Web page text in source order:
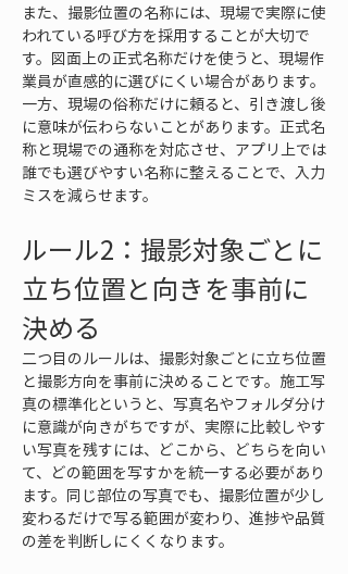
また、撮影位置の名称には、現場で実際に使
われている呼び方を採用することが大切で
す。図面上の正式名称だけを使うと、現場作
業員が直感的に選びにくい場合があります。
一方、現場の俗称だけに頼ると、引き渡し後
に意味が伝わらないことがあります。正式名
称と現場での通称を対応させ、アプリ上では
誰でも選びやすい名称に整えることで、入力
ミスを減らせます。
ルール2：撮影対象ごとに
立ち位置と向きを事前に
決める
二つ目のルールは、撮影対象ごとに立ち位置
と撮影方向を事前に決めることです。施工写
真の標準化というと、写真名やフォルダ分け
に意識が向きがちですが、実際に比較しやす
い写真を残すには、どこから、どちらを向い
て、どの範囲を写すかを統一する必要があり
ます。同じ部位の写真でも、撮影位置が少し
変わるだけで写る範囲が変わり、進捗や品質
の差を判断しにくくなります。